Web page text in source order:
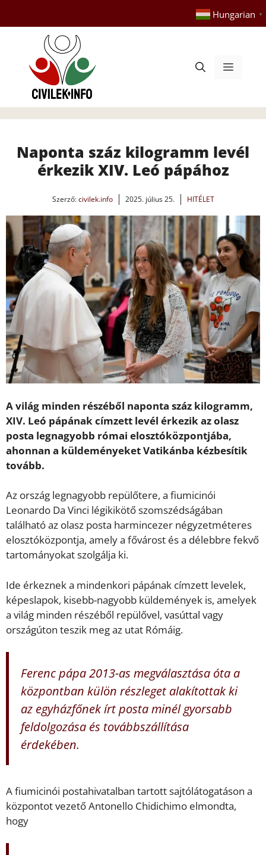
tartalomba
Hungarian ▼
Menü
Naponta száz kilogramm levél
érkezik XIV. Leó pápához
Szerző:civilek.info 2025. július 25. HITÉLET
A világ minden részéből naponta száz kilogramm,
XIV. Leó pápának címzett levél érkezik az olasz
posta legnagyobb római elosztóközpontjába,
ahonnan a küldeményeket Vatikánba kézbesítik
tovább.
Az ország legnagyobb repülőtere, a fiumicinói
Leonardo Da Vinci légikikötő szomszédságában
található az olasz posta harmincezer négyzetméteres
elosztóközpontja, amely a fővárost és a délebbre fekvő
tartományokat szolgálja ki.
Ide érkeznek a mindenkori pápának címzett levelek,
képeslapok, kisebb-nagyobb küldemények is, amelyek
a világ minden részéből repülővel, vasúttal vagy
országúton teszik meg az utat Rómáig.
Ferenc pápa 2013-as megválasztása óta a
központban külön részleget alakítottak ki
az egyházfőnek írt posta minél gyorsabb
feldolgozása és továbbszállítása
érdekében.
A fiumicinói postahivatalban tartott sajtólátogatáson a
központot vezető Antonello Chidichimo elmondta,
hogy